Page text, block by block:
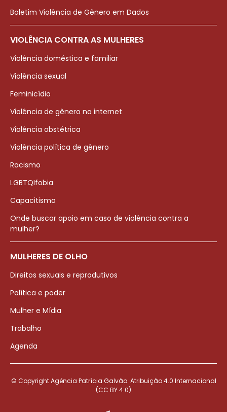
Boletim Violência de Gênero em Dados
VIOLÊNCIA CONTRA AS MULHERES
Violência doméstica e familiar
Violência sexual
Feminicídio
Violência de gênero na internet
Violência obstétrica
Violência política de gênero
Racismo
LGBTQIfobia
Capacitismo
Onde buscar apoio em caso de violência contra a
mulher?
MULHERES DE OLHO
Direitos sexuais e reprodutivos
Política e poder
Mulher e Mídia
Trabalho
Agenda
© Copyright Agência Patrícia Galvão. Atribuição 4.0 Internacional
(CC BY 4.0)